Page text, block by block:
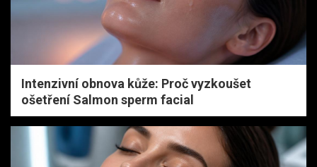
Intenzivní obnova kůže: Proč vyzkoušet
ošetření Salmon sperm facial